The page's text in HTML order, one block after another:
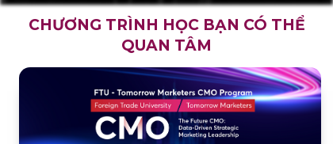
CHƯƠNG TRÌNH HỌC BẠN CÓ THỂ
QUAN TÂM